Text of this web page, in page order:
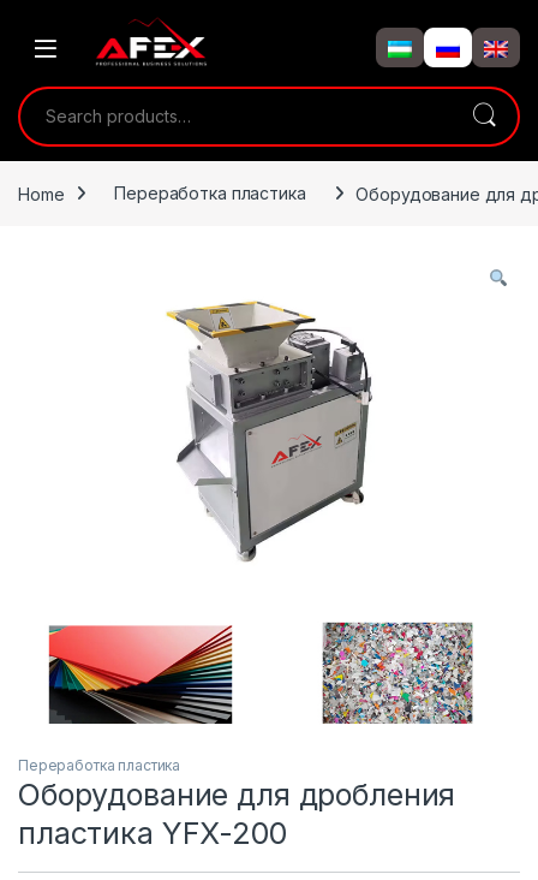
Search for:
Home Переработка пластика Оборудование для
Переработка пластика
Оборудование для дробления
пластика YFX-200